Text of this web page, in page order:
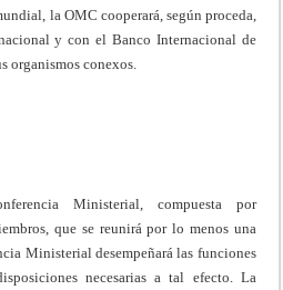
la OMC cooperará, según proceda,
y con el Banco Internacional de
organismos conexos.
Ministerial, compuesta por
que se reunirá por lo menos una
Ministerial desempeñará las funciones
necesarias a tal efecto. La